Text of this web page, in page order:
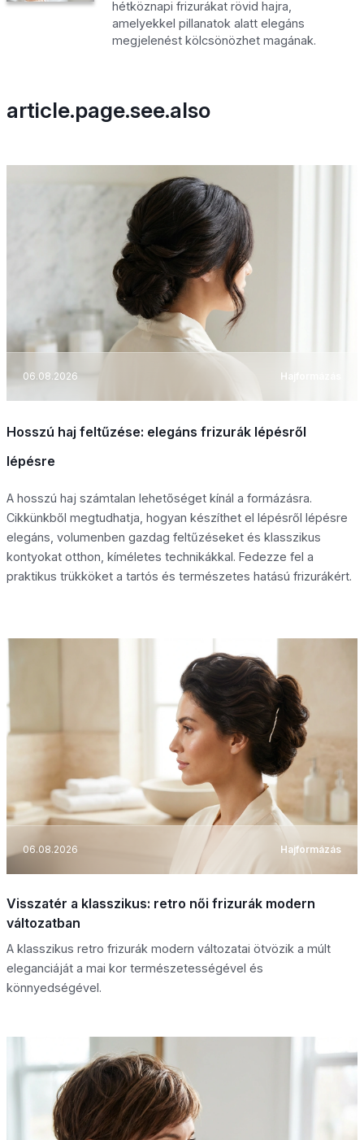
hétköznapi frizurákat rövid hajra,
amelyekkel pillanatok alatt elegáns
megjelenést kölcsönözhet magának.
article.page.see.also
06.08.2026 Hajformázás
Hosszú haj feltűzése: elegáns frizurák lépésről
lépésre
A hosszú haj számtalan lehetőséget kínál a formázásra.
Cikkünkből megtudhatja, hogyan készíthet el lépésről lépésre
elegáns, volumenben gazdag feltűzéseket és klasszikus
kontyokat otthon, kíméletes technikákkal. Fedezze fel a
praktikus trükköket a tartós és természetes hatású frizurákért.
06.08.2026 Hajformázás
Visszatér a klasszikus: retro női frizurák modern
változatban
A klasszikus retro frizurák modern változatai ötvözik a múlt
eleganciáját a mai kor természetességével és
könnyedségével.